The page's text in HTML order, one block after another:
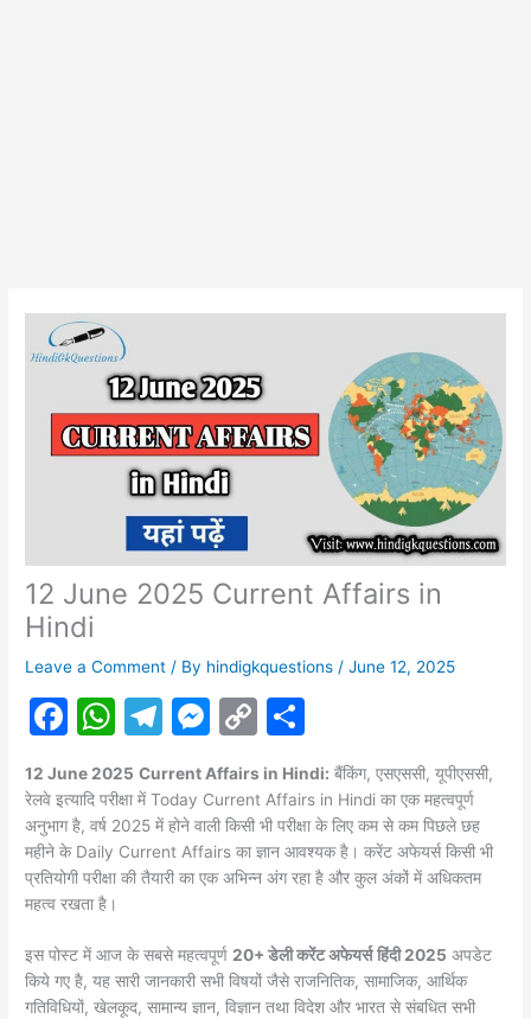
12 June 2025 Current Affairs in
Hindi
Leave a Comment / By hindigkquestions /June 12, 2025
F
c
e
b
o
o
k
W
at
s
A
p
T
e
gr
a
M
s
s
e
g
er
C
p
y
Li
k
ar
e
12 June 2025 Current Affairs in Hindi: बैंकिंग, एसएससी, यूपीएससी,
रेलवे इत्यादि परीक्षा में Today Current Affairs in Hindi का एक महत्वपूर्ण
अनुभाग है, वर्ष 2025 में होने वाली किसी भी परीक्षा के लिए कम से कम पिछले छह
महीने के Daily Current Affairs का ज्ञान आवश्यक है। करेंट अफेयर्स किसी भी
प्रतियोगी परीक्षा की तैयारी का एक अभिन्न अंग रहा है और कुल अंकों में अधिकतम
महत्व रखता है।
इस पोस्ट में आज के सबसे महत्वपूर्ण20+ डेली करेंट अफेयर्स हिंदी 2025 अपडेट
किये गए है, यह सारी जानकारी सभी विषयों जैसे राजनितिक, सामाजिक, आर्थिक
गतिविधियों, खेलकूद, सामान्य ज्ञान, विज्ञान तथा विदेश और भारत से संबधित सभी